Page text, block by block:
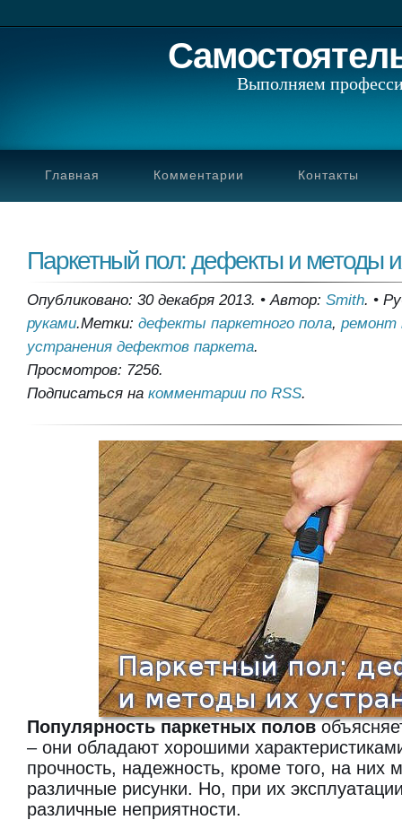
Выполняем
Главная Комментарии Контакты
Паркетный пол: дефекты и методы
Опубликовано: 30 декабря 2013. •Автор: Smith. •
руками.Метки: дефекты паркетного пола, ремонт
устранения дефектов паркета.
Просмотров: 7256.
Подписаться на комментарии по RSS.
Популярность паркетных полов
– они обладают хорошими
прочность, надежность, кроме того, на них
различные рисунки. Но, при их
различные неприятности.